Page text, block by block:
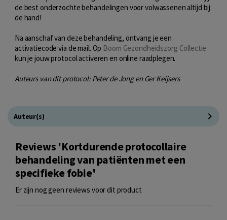
de best onderzochte behandelingen voor volwassenen altijd bij
de hand!
Na aanschaf van deze behandeling, ontvang je een
activatiecode via de mail. Op Boom Gezondheidszorg Collectie
kun je jouw protocol activeren en online raadplegen.
Auteurs van dit protocol:Peter de Jong en Ger Keijsers
Auteur(s)
Reviews 'Kortdurende protocollaire
behandeling van patiënten met een
specifieke fobie'
Er zijn nog geen reviews voor dit product